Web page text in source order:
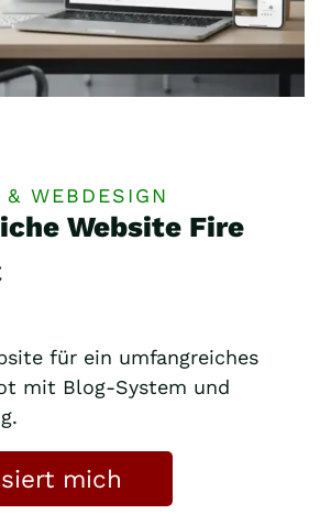
WEBDESIGN
Website Fire
für ein umfangreiches
mit Blog-System und
mich